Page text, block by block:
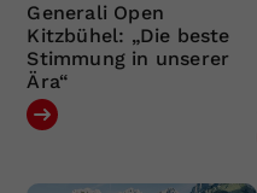
Generali Open
Kitzbühel: „Die beste
Stimmung in unserer
Ära“